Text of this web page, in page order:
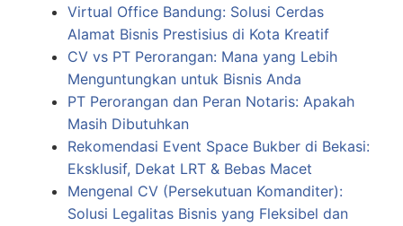
Virtual Office Bandung: Solusi Cerdas
Alamat Bisnis Prestisius di Kota Kreatif
CV vs PT Perorangan: Mana yang Lebih
Menguntungkan untuk Bisnis Anda
PT Perorangan dan Peran Notaris: Apakah
Masih Dibutuhkan
Rekomendasi Event Space Bukber di Bekasi:
Eksklusif, Dekat LRT & Bebas Macet
Mengenal CV (Persekutuan Komanditer):
Solusi Legalitas Bisnis yang Fleksibel dan